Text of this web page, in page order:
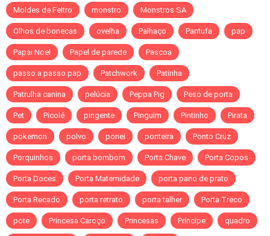
Moldes de Feltro monstro Monstros SA
Olhos de bonecas ovelha Palhaço Pantufa pap
Papai Noel Papel de parede Pascoa
passo a passo pap Patchwork Patinha
Patrulha canina pelúcia Peppa Pig Peso de porta
Pet Picolé pingente Pinguim Pintinho Pirata
pokemon polvo ponei ponteira Ponto Cruz
Porquinhos porta bombom Porta Chave Porta Copos
Porta Doces Porta Maternidade porta pano de prato
Porta Recado porta retrato porta talher Porta Treco
pote Princesa Caroço Princesas Príncipe quadro